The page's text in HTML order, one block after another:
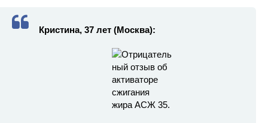
Кристина, 37 лет (Москва):